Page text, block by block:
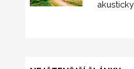
akusticky